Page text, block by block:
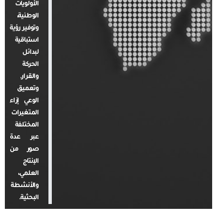
الأولويات
الوطنية،
وتوفير رؤية
استباقية
لبدائل
الحركة
والقرار.
وتعميق
الوعي إزاء
المتغيرات
المختلفة
عبر عدة
صور من
الإنتاج
العلمي،
والأنشطة
البحثية.